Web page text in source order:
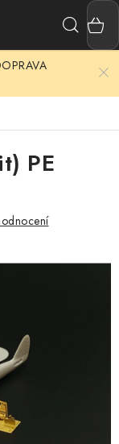
PE